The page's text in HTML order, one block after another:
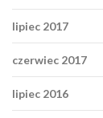
lipiec 2017
czerwiec 2017
lipiec 2016